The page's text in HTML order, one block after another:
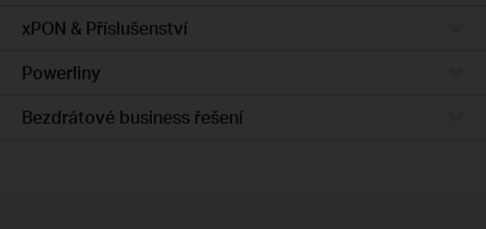
xPON & Příslušenství
Powerliny
Bezdrátové business řešení